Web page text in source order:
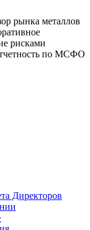
рынка металлов
рисками
по МСФО
Директоров